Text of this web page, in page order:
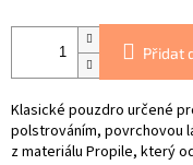
Přidat
Klasické pouzdro určené
polstrováním, povrchovou
z materiálu Propile, který